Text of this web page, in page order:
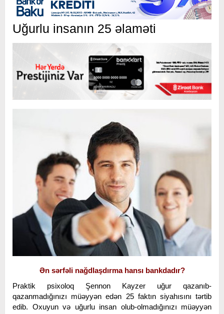
Uğurlu insanın 25 əlaməti
Ən sərfəli nağdlaşdırma hansı bankdadır?
Praktik psixoloq Şennon Kayzer uğur qazanıb-
qazanmadığınızı müəyyən edən 25 faktın siyahısını tərtib
edib. Oxuyun və uğurlu insan olub-olmadığınızı müəyyən